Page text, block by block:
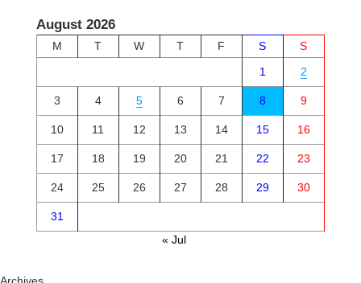
August 2026
M T W T F S
S
1
2
3 4 5 6 7 8 9
10 11 12 13 14 15 16
17 18 19 20 21 22 23
24 25 26 27 28 29 30
31
« Jul
Archives